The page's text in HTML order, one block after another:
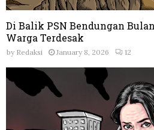
Di Balik PSN Bendungan
Warga Terdesak
by Redaksi January 8, 2026 12